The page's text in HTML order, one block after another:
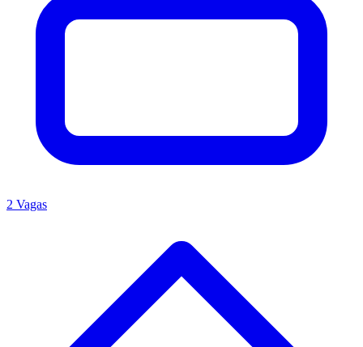
2 Vagas